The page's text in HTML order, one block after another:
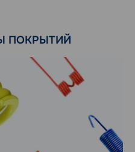
ПОКРЫТИЙ